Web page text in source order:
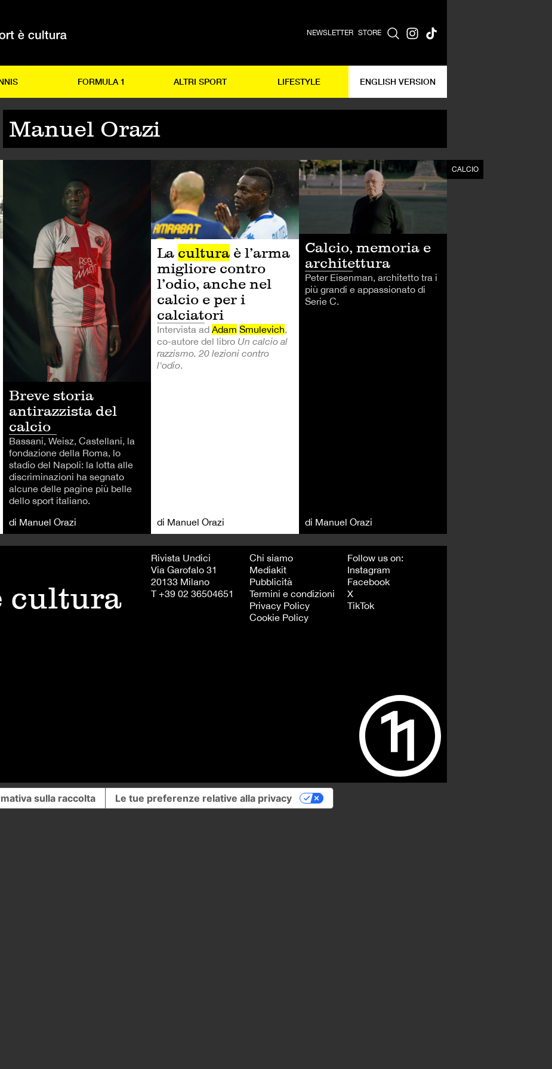
NEWSLETTER STORE
FORMULA 1 ALTRI SPORT LIFESTYLE ENGLISH VERSION
Manuel Orazi
CALCIO
Breve storia
antirazzista del
calcio
Bassani, Weisz, Castellani, la
fondazione della Roma, lo
stadio del Napoli: la lotta alle
discriminazioni ha segnato
alcune delle pagine più belle
dello sport italiano.
di Manuel Orazi
CALCIO
La cultura è l’arma
migliore contro
l’odio, anche nel
calcio e per i
calciatori
Intervista ad Adam Smulevich,
co-autore del libro Un calcio al
razzismo. 20 lezioni contro
l'odio.
di Manuel Orazi
CALCIO
Calcio, memoria e
architettura
Peter Eisenman, architetto tra i
più grandi e appassionato di
Serie C.
di Manuel Orazi
cultura
Rivista Undici
Via Garofalo 31
20133 Milano
T +39 02 36504651
Chi siamo
Mediakit
Pubblicità
Termini e condizioni
Privacy Policy
Cookie Policy
Follow us on:
Instagram
Facebook
X
TikTok
sulla raccolta Le tue preferenze relative alla privacy